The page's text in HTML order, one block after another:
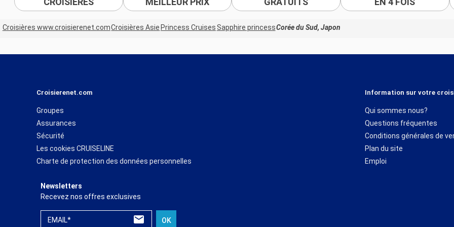
Croisières www.croisierenet.comCroisières Asie Princess CruisesSapphire princessCorée du Sud, Japon
Croisierenet.com
Groupes
Assurances
Sécurité
Les cookies CRUISELINE
Charte de protection des données personnelles
Information sur votre
Qui sommes nous?
Questions fréquentes
Conditions générales de
Plan du site
Emploi
Newsletters
Recevez nos offres exclusives
EMAIL* OK